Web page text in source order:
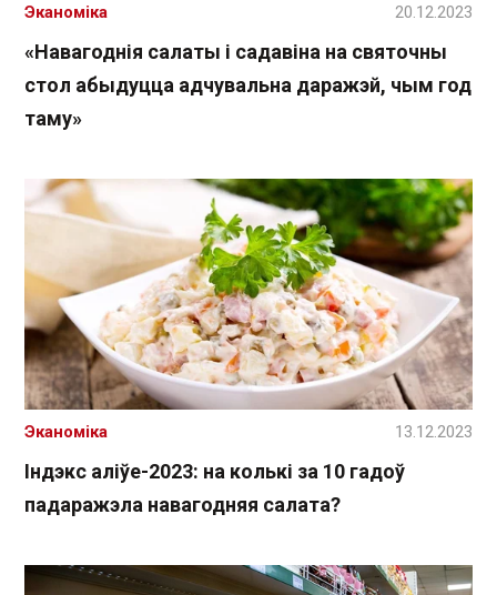
«Навагоднія салаты і садавіна на святочны
стол абыдуцца адчувальна даражэй, чым год
таму»
Эканоміка 20.12.2023
Індэкс аліўе-2023: на колькі за 10 гадоў
падаражэла навагодняя салата?
Эканоміка 13.12.2023